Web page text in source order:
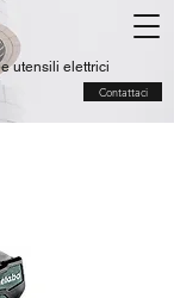
utensili elettrici
Contattaci